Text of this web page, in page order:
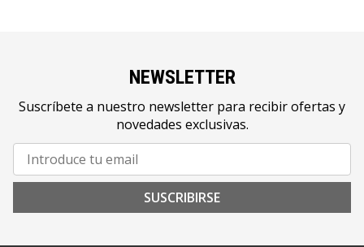
NEWSLETTER
Suscríbete a nuestro newsletter para recibir ofertas y
novedades exclusivas.
SUSCRIBIRSE